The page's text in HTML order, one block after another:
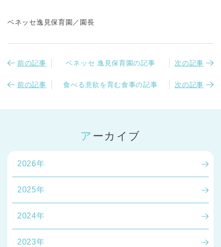
ベネッセ逸見保育園／園長
前の記事 ベネッセ 逸見保育園の記事 次の記事
前の記事 食べる意欲を育む食事の記事 次の記事
アーカイブ
2026年
2025年
2024年
2023年